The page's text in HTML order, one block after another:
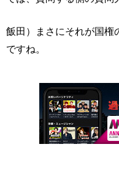
飯田）まさにそれが国権
ですね。